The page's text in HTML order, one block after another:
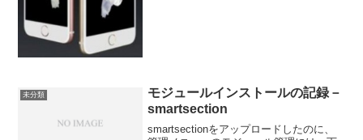
未分類
モジュールインストールの記録－
smartsection
smartsectionをアップロードしたのに、